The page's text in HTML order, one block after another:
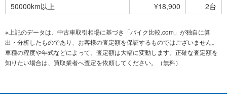
50000km以上
¥18,900 2台
※上記のデータは、中古車取引相場に基づき「バイク比較.com」が独自に算
出・分析したものであり、お客様の査定額を保証するものではございません。
車種の程度や年式などによって、査定額は大幅に変動します。正確な査定額を
知りたい場合は、買取業者へ査定を依頼してください。（無料）